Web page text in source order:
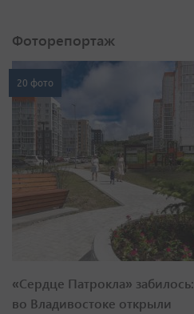
Фоторепортаж
20 фото
«Сердце Патрокла» забилось:
во Владивостоке открыли